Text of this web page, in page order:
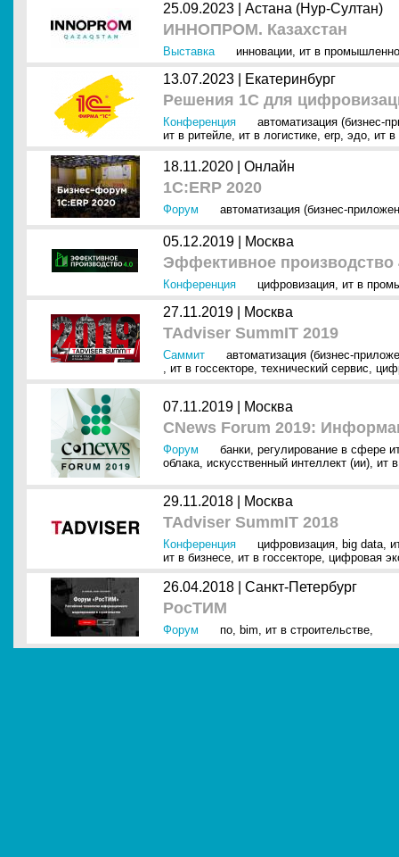
25.09.2023 | Астана (Нур-Султан)
ИННОПРОМ. Казахстан
Выставка инновации, ит в
13.07.2023 | Екатеринбург
Решения 1С для
Конференция
автоматизация (бизнес-
ит в ритейле, ит в логистике, erp, эдо, ит в
18.11.2020 | Онлайн
1С:ERP 2020
Форум автоматизация (бизнес-
05.12.2019 | Москва
Эффективное производство
Конференция цифровизация, ит в
27.11.2019 | Москва
TAdviser SummIT 2019
Саммит
автоматизация (бизнес-
, ит в госсекторе, технический сервис,
07.11.2019 | Москва
CNews Forum 2019:
Форум банки, регулирование в сфере
облака, искусственный интеллект (ии), ит
29.11.2018 | Москва
TAdviser SummIT 2018
Конференция цифровизация, big data,
ит в бизнесе, ит в госсекторе, цифровая
26.04.2018 | Санкт-Петербург
РосТИМ
Форум по, bim, ит в строительстве,